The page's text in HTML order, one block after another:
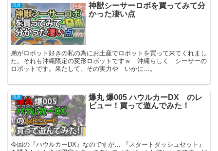
玩具
神獣シーサーロボを買ってみて分
かった凄い点
弟がロボット好きの私の為にお土産でロボットを買って来てくれまし
た。それも沖縄限定の変形ロボットですｗ 沖縄らしく シーサーの
ロボットです。果たして、その実力や いかに…。
玩具
爆丸 爆005 ハウルカーDX のレ
ビュー！買って遊んでみた！
今回の『ハウルカーDX』なのですが… 『スタートダッシュセット』